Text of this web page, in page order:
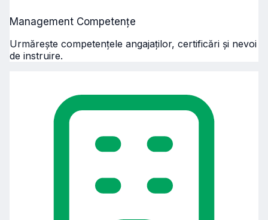
Management Competențe
Urmărește competențele angajaților, certificări și nevoi
de instruire.